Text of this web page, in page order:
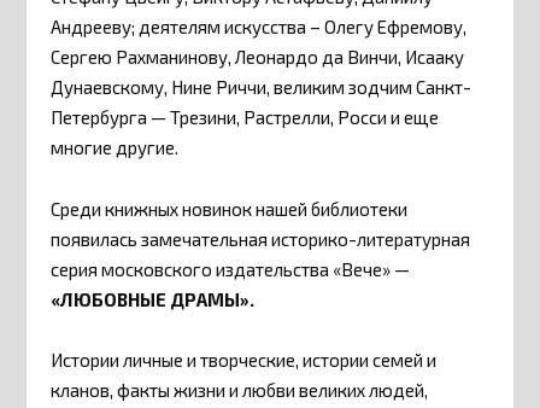
Андрееву; деятелям искусства – Олегу Ефремову,
Сергею Рахманинову, Леонардо да Винчи, Исааку
Дунаевскому, Нине Риччи, великим зодчим Санкт-
Петербурга — Трезини, Растрелли, Росси и еще
многие другие.
Среди книжных новинок нашей библиотеки
появилась замечательная историко-литературная
серия московского издательства «Вече» —
«ЛЮБОВНЫЕ ДРАМЫ».
Истории личные и творческие, истории семей и
кланов, факты жизни и любви великих людей,